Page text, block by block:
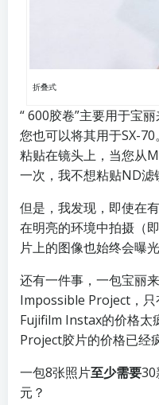
折叠式
“ 600胶卷”主要用于宝
您也可以将其用于SX-
粘贴在镜头上，当您从
一次，我不想粘贴ND滤
但是，我发现，即使在
在明亮的环境中拍摄（
片上的图像也始终会曝光
还有一件事，一包宝丽
Impossible Project，只
Fujifilm Instax的价格太
Project胶片的价格已经
一包8张照片至少需要30
元？